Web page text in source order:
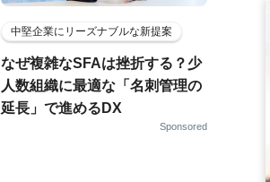
中堅企業にリーズナブルな新提案
なぜ複雑なSFAは挫折する？少
人数組織に最適な「名刺管理の
延長」で進めるDX
Sponsored